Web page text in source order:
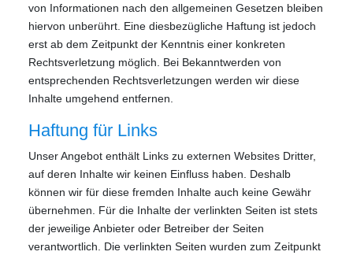
von Informationen nach den allgemeinen Gesetzen bleiben
hiervon unberührt. Eine diesbezügliche Haftung ist jedoch
erst ab dem Zeitpunkt der Kenntnis einer konkreten
Rechtsverletzung möglich. Bei Bekanntwerden von
entsprechenden Rechtsverletzungen werden wir diese
Inhalte umgehend entfernen.
Haftung für Links
Unser Angebot enthält Links zu externen Websites Dritter,
auf deren Inhalte wir keinen Einfluss haben. Deshalb
können wir für diese fremden Inhalte auch keine Gewähr
übernehmen. Für die Inhalte der verlinkten Seiten ist stets
der jeweilige Anbieter oder Betreiber der Seiten
verantwortlich. Die verlinkten Seiten wurden zum Zeitpunkt